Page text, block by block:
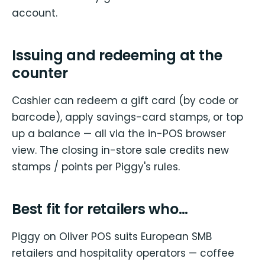
account.
Issuing and redeeming at the
counter
Cashier can redeem a gift card (by code or
barcode), apply savings-card stamps, or top
up a balance — all via the in-POS browser
view. The closing in-store sale credits new
stamps / points per Piggy's rules.
Best fit for retailers who…
Piggy on Oliver POS suits European SMB
retailers and hospitality operators — coffee